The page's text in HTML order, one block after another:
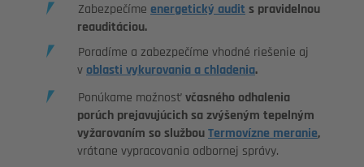
Zabezpečíme energetický audit s pravidelnou
reauditáciou.
Poradíme a zabezpečíme vhodné riešenie aj
v oblasti vykurovania a chladenia.
Ponúkame možnosťvčasného odhalenia
porúch prejavujúcich sa zvýšeným tepelným
vyžarovaním so službouTermovízne meranie,
vrátane vypracovania odbornej správy.